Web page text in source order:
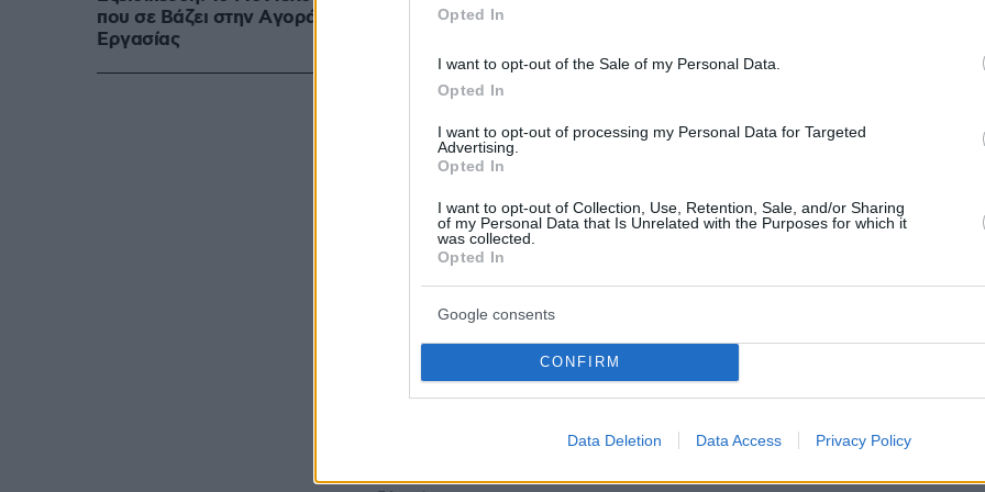
Opted In
I want to opt-out of the Sale of my Personal Data.
Opted In
I want to opt-out of processing my Personal Data for Targeted
Advertising.
Opted In
I want to opt-out of Collection, Use, Retention, Sale, and/or Sharing
of my Personal Data that Is Unrelated with the Purposes for which it
was collected.
Opted In
Google consents
CONFIRM
Data Deletion Data Access Privacy Policy
που σε Bάζει στην Aγορά
Eργασίας
τις ειδήσεις
Δείτε όλες τις τελευταίες
Ειδήσεις